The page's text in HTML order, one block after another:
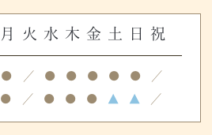
月 火 水 木 金 土 日 祝
● ／ ● ● ● ● ● ／
● ／ ● ● ● ▲ ▲ ／